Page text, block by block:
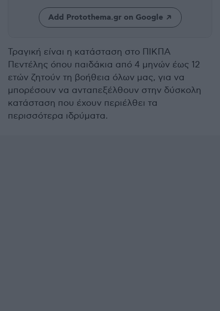
Add Protothema.gr on Google
Τραγική είναι η κατάσταση στο ΠΙΚΠΑ
Πεντέλης όπου παιδάκια από 4 μηνών έως 12
ετών ζητούν τη βοήθεια όλων μας, για να
μπορέσουν να ανταπεξέλθουν στην δύσκολη
κατάσταση που έχουν περιέλθει τα
περισσότερα ιδρύματα.